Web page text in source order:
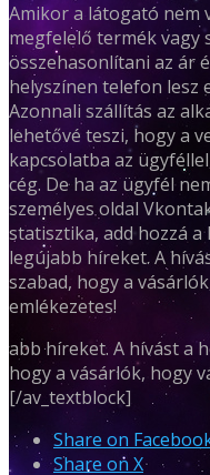
Amikor a látogató nem
megfelelő termék vagy
összehasonlítani az ár
helyszínen telefon lesz
Azonnali szállítás az
lehetővé teszi, hogy a
kapcsolatba az
cég. De ha az ügyfél
személyes oldal
statisztika, add hozzá a
legújabb híreket. A
szabad, hogy a
emlékezetes!
abb híreket. A hívást a
hogy a vásárlók, hogy
[/av_textblock]
Share on
Share on X